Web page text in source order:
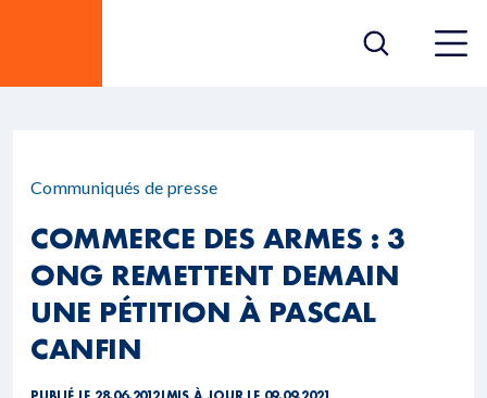
Communiqués de presse
COMMERCE DES ARMES : 3
ONG REMETTENT DEMAIN
UNE PÉTITION À PASCAL
CANFIN